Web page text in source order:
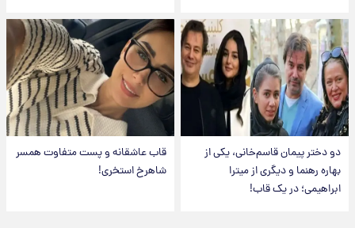
دو دختر پیمان قاسم‌خانی، یکی از
بهاره رهنما و دیگری از میترا
ابراهیمی؛ در یک قاب!
قاب عاشقانه و پست متفاوت همسر
شاهرخ استخری!